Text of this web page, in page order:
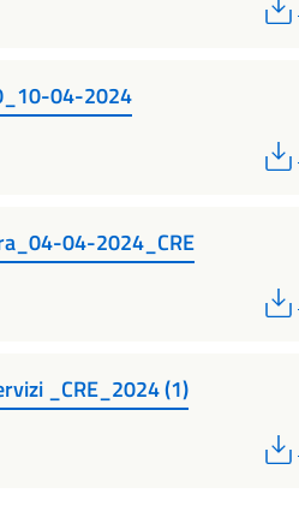
04-2024
04-2024_CRE
_CRE_2024 (1)